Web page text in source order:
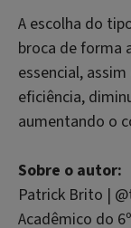
A escolha do
broca de forma
essencial,
eficiência,
aumentando o
Sobre o autor:
Patrick Brito |
Acadêmico do